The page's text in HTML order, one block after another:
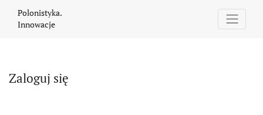
Zaloguj się
Polonistyka.
Innowacje
Zaloguj się